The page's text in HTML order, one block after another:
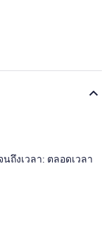
ถึงเวลา: ตลอดเวลา